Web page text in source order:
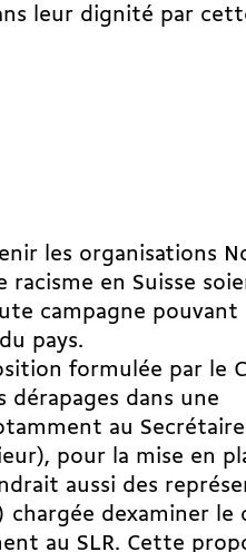
leur dignité par
les organisations
en Suisse
campagne pouvant
pays.
formulée par le
dérapages dans une
au
pour la mise en
aussi des
dexaminer le
au SLR. Cette